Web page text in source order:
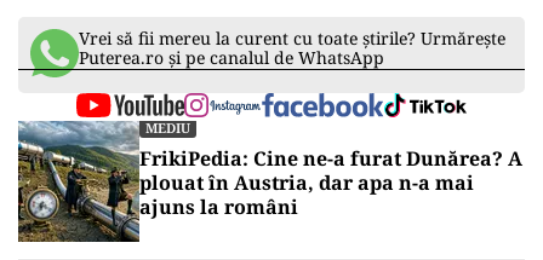
Vrei să fii mereu la curent cu toate știrile? Urmărește
Puterea.ro și pe canalul de WhatsApp
MEDIU
FrikiPedia: Cine ne-a furat Dunărea? A
plouat în Austria, dar apa n-a mai
ajuns la români